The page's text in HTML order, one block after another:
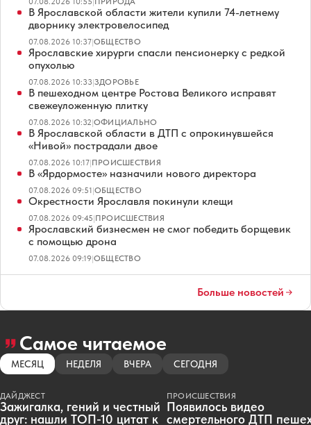
В Ярославской области жители купили 74-летнему
дворнику электровелосипед
07.08.2026 10:37|ОБЩЕСТВО
Ярославские хирурги спасли пенсионерку с редкой
опухолью
07.08.2026 10:33|ЗДОРОВЬЕ
В пешеходном центре Ростова Великого исправят
свежеуложенную плитку
07.08.2026 10:32|ОФИЦИАЛЬНО
В Ярославской области в ДТП с опрокинувшейся
«Нивой» пострадали двое
07.08.2026 10:17|ПРОИСШЕСТВИЯ
В «Ярдормосте» назначили нового директора
07.08.2026 09:51|ОБЩЕСТВО
Окрестности Ярославля покинули клещи
07.08.2026 09:45|ПРОИСШЕСТВИЯ
Ярославский бизнесмен не смог победить борщевик
с помощью дрона
07.08.2026 09:19|ОБЩЕСТВО
Больше новостей
Самое читаемое
МЕСЯЦ НЕДЕЛЯ ВЧЕРА СЕГОДНЯ
ДАЙДЖЕСТ
Зажигалка, гений и честный
друг: нашли ТОП-10 цитат к
ПРОИСШЕСТВИЯ
Появилось видео
смертельного ДТП